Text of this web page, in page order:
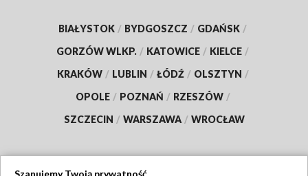
BIAŁYSTOK / BYDGOSZCZ / GDAŃSK /
GORZÓW WLKP. / KATOWICE / KIELCE /
KRAKÓW / LUBLIN / ŁÓDŹ / OLSZTYN /
OPOLE / POZNAŃ / RZESZÓW /
SZCZECIN / WARSZAWA / WROCŁAW
Szanujemy Twoją prywatność